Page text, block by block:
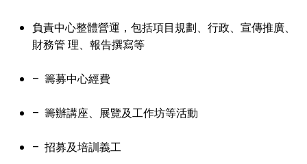
負責中心整體營運，包括項目規劃、行政、宣傳推廣、
財務管 理、報告撰寫等
–  籌募中心經費
–  籌辦講座、展覽及工作坊等活動
–  招募及培訓義工